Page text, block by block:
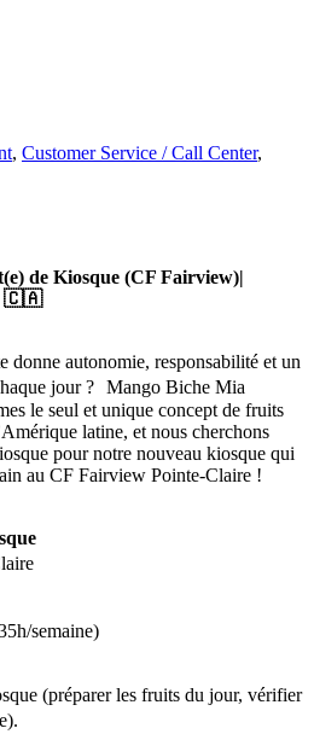
, Customer Service / Call Center,
de Kiosque (CF Fairview)|
🇨🇦
donne autonomie, responsabilité et un
jour ? Mango Biche Mia
le seul et unique concept de fruits
latine, et nous cherchons
pour notre nouveau kiosque qui
au CF Fairview Pointe-Claire !
semaine)
(préparer les fruits du jour, vérifier